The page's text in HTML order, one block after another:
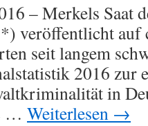
– Merkels Saat
veröffentlicht auf
seit langem
2016 zur
in
… Weiterlesen →